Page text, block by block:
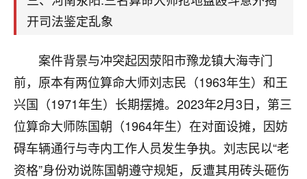
开司法鉴定乱象
案件背景与冲突起因荥阳市豫龙镇大海寺门
前，原本有两位算命大师刘志民（1963年生）和王
兴国（1971年生）长期摆摊。2023年2月3日，第三
位算命大师陈国朝（1964年生）在对面设摊，因妨
碍车辆通行与寺内工作人员发生争执。刘志民以“老
资格”身份劝说陈国朝遵守规矩，反遭其用砖头砸伤
鹿森：你可以找老师看看，人有时不服命不行
太阳当空赵：我也做餐饮的，生意不算大，但
是我从找店开始都是找慧来老师跟进的，选
址、风水、还有开业日子，哪哪都看了，虽然
大环境不好，但是我家生意还可以，前几天又
刚找老师做了补财库，希望财运更好一点！
2小时前 来自海南